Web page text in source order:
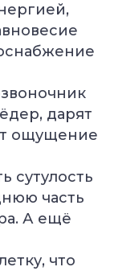
дарят
ощущение
сутулость
часть
А ещё
что